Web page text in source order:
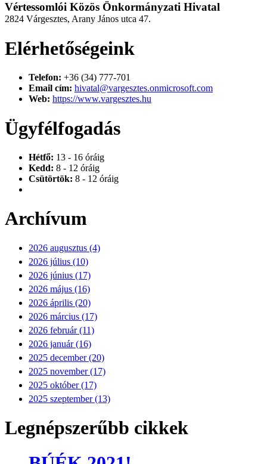
Vértessomlói Közös Önkormányzati Hivatal
2824 Várgesztes, Arany János utca 47.
Elérhetőségeink
Telefon: +36 (34) 777-701
Email cím: hivatal@vargesztes.onmicrosoft.com
Web: https://www.vargesztes.hu
Ügyfélfogadás
Hétfő: 13 - 16 óráig
Kedd: 8 - 12 óráig
Csütörtök: 8 - 12 óráig
Archívum
2026 augusztus (4)
2026 július (10)
2026 június (17)
2026 május (16)
2026 április (20)
2026 március (17)
2026 február (11)
2026 január (16)
2025 december (20)
2025 november (17)
2025 október (17)
2025 szeptember (13)
Legnépszerűbb cikkek